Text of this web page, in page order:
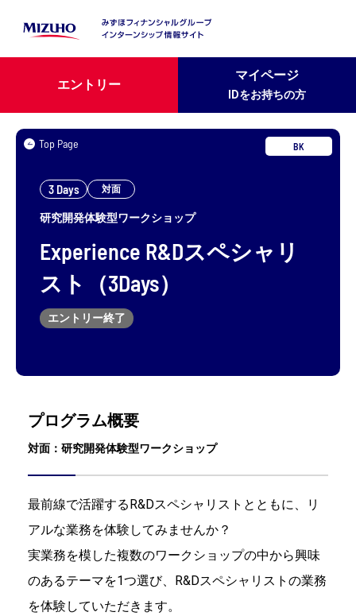
エントリー
マイページ
IDをお持ちの方
Top Page BK
3 Days 対面
研究開発体験型ワークショップ
Experience R&Dスペシャリ
スト（3Days）
エントリー終了
プログラム概要
対面：研究開発体験型ワークショップ
最前線で活躍するR&Dスペシャリストとともに、リ
アルな業務を体験してみませんか？
実業務を模した複数のワークショップの中から興味
のあるテーマを1つ選び、R&Dスペシャリストの業務
を体験していただきます。